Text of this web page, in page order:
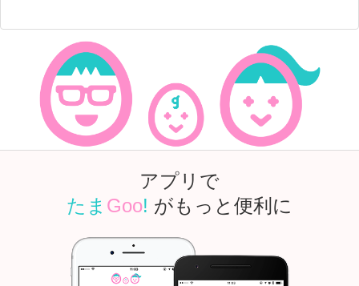
アプリで
たま Goo! がもっと便利に